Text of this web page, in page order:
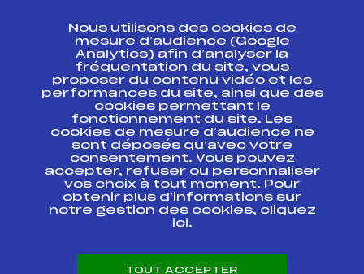
ESPACE PRESSE
Ressources
Pass’Neige
Projet sportif fédéral
Projet de performance fédéral
Antidopage
Pôle Développement, Formation, Suivi
Scientifique
Listes ministérielles
Pôle vie de l’athlète
Nous utilisons des cookies de
mesure d’audience (Google
Analytics) afin d’analyser la
fréquentation du site, vous
proposer du contenu vidéo et les
performances du site, ainsi que des
cookies permettant le
fonctionnement du site. Les
cookies de mesure d’audience ne
sont déposés qu’avec votre
consentement. Vous pouvez
accepter, refuser ou personnaliser
vos choix à tout moment. Pour
obtenir plus d'informations sur
notre gestion des cookies, cliquez
ici.
TOUT ACCEPTER